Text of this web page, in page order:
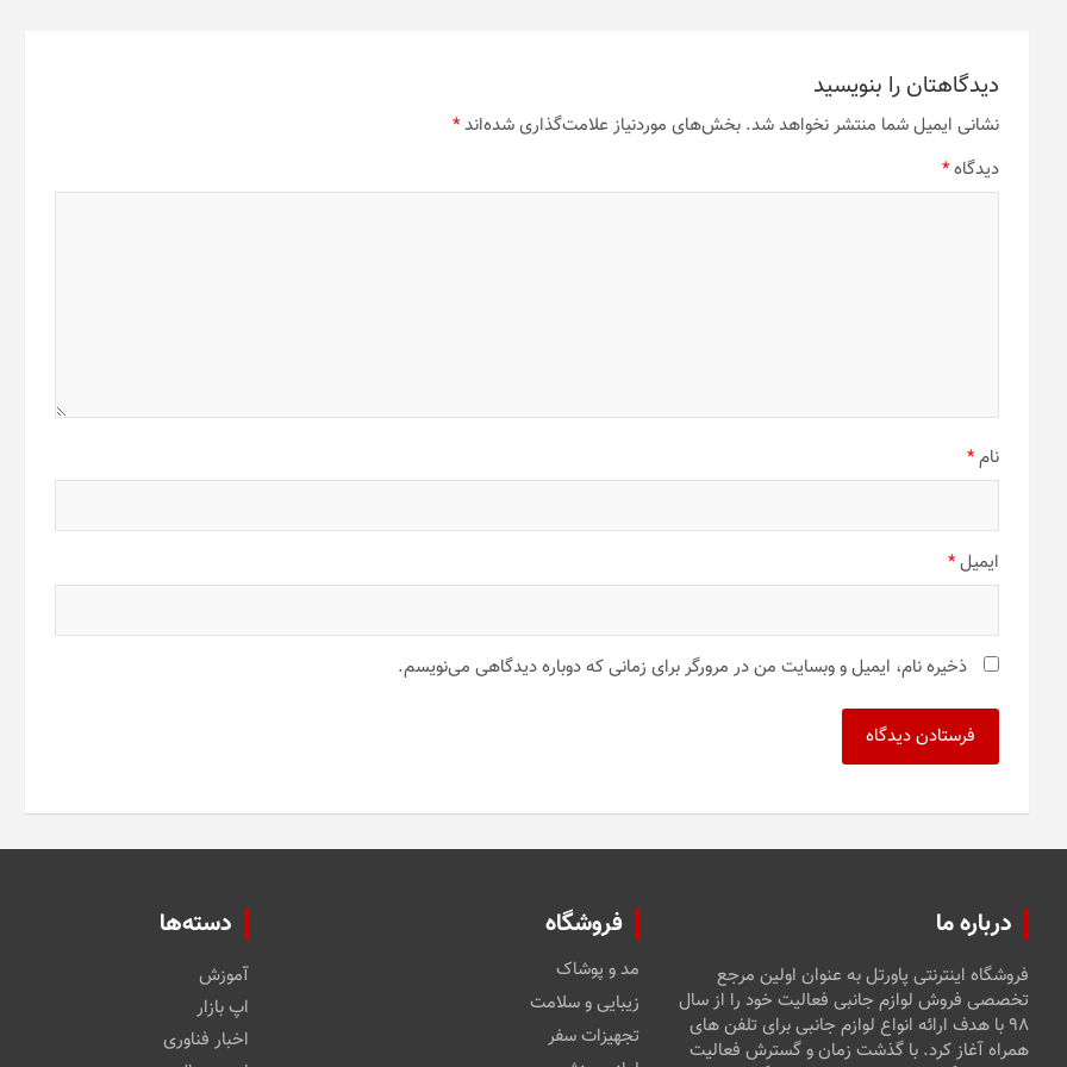
دیدگاهتان را بنویسید
نشانی ایمیل شما منتشر نخواهد شد. بخش‌های موردنیاز علامت‌گذاری شده‌اند*
دیدگاه*
نام*
ایمیل*
ذخیره نام، ایمیل و وبسایت من در مرورگر برای زمانی که دوباره دیدگاهی می‌نویسم.
درباره ما
فروشگاه اینترنتی پاورتل به عنوان اولین مرجع
تخصصی فروش لوازم جانبی فعالیت خود را از سال
۹۸ با هدف ارائه انواع لوازم جانبی برای تلفن های
همراه آغاز کرد. با گذشت زمان و گسترش فعالیت
فروشگاه
مد و پوشاک
زیبایی و سلامت
تجهیزات سفر
دسته‌ها
آموزش
اپ بازار
اخبار فناوری